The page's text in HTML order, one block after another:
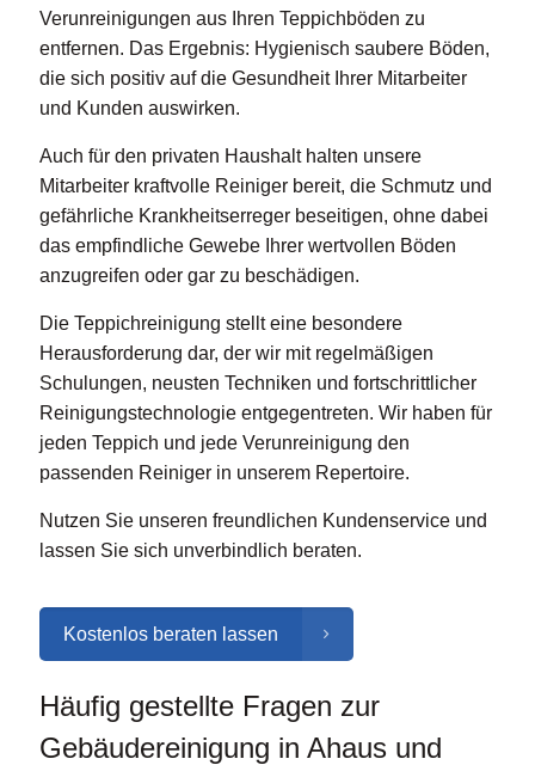
Verunreinigungen aus Ihren Teppichböden zu
entfernen. Das Ergebnis: Hygienisch saubere Böden,
die sich positiv auf die Gesundheit Ihrer Mitarbeiter
und Kunden auswirken.
Auch für den privaten Haushalt halten unsere
Mitarbeiter kraftvolle Reiniger bereit, die Schmutz und
gefährliche Krankheitserreger beseitigen, ohne dabei
das empfindliche Gewebe Ihrer wertvollen Böden
anzugreifen oder gar zu beschädigen.
Die Teppichreinigung stellt eine besondere
Herausforderung dar, der wir mit regelmäßigen
Schulungen, neusten Techniken und fortschrittlicher
Reinigungstechnologie entgegentreten. Wir haben für
jeden Teppich und jede Verunreinigung den
passenden Reiniger in unserem Repertoire.
Nutzen Sie unseren freundlichen Kundenservice und
lassen Sie sich unverbindlich beraten.
Kostenlos beraten lassen
Häufig gestellte Fragen zur
Gebäudereinigung in Ahaus und